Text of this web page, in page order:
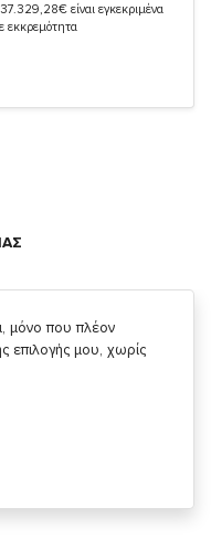
είναι εγκεκριμένα
εκκρεμότητα
να κάνουμε